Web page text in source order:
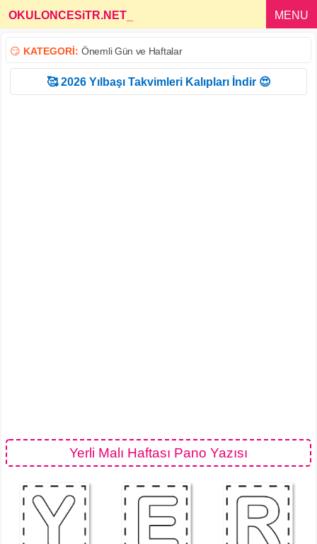
OKULONCESiTR.NET MENU
😏 KATEGORİ: Önemli Gün ve Haftalar
🥰 2026 Yılbaşı Takvimleri Kalıpları İndir 😍
Yerli Malı Haftası Pano Yazısı